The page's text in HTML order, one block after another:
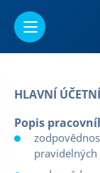
HLAVNÍ ÚČETNÍ
Popis
pravidelných